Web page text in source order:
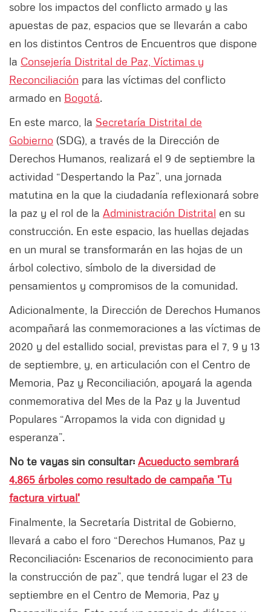
sobre los impactos del conflicto armado y las
apuestas de paz, espacios que se llevarán a cabo
en los distintos Centros de Encuentros que dispone
la Consejería Distrital de Paz, Víctimas y
Reconciliación para las víctimas del conflicto
armado en Bogotá.
En este marco, la Secretaría Distrital de
Gobierno (SDG), a través de la Dirección de
Derechos Humanos, realizará el 9 de septiembre la
actividad “Despertando la Paz”, una jornada
matutina en la que la ciudadanía reflexionará sobre
la paz y el rol de la Administración Distrital en su
construcción. En este espacio, las huellas dejadas
en un mural se transformarán en las hojas de un
árbol colectivo, símbolo de la diversidad de
pensamientos y compromisos de la comunidad.
Adicionalmente, la Dirección de Derechos Humanos
acompañará las conmemoraciones a las víctimas de
2020 y del estallido social, previstas para el 7, 9 y 13
de septiembre, y, en articulación con el Centro de
Memoria, Paz y Reconciliación, apoyará la agenda
conmemorativa del Mes de la Paz y la Juventud
Populares “Arropamos la vida con dignidad y
esperanza”.
No te vayas sin consultar: Acueducto sembrará
4.865 árboles como resultado de campaña 'Tu
factura virtual'
Finalmente, la Secretaría Distrital de Gobierno,
llevará a cabo el foro “Derechos Humanos, Paz y
Reconciliación: Escenarios de reconocimiento para
la construcción de paz”, que tendrá lugar el 23 de
septiembre en el Centro de Memoria, Paz y